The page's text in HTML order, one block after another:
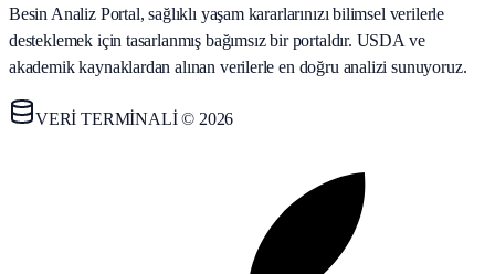
Besin Analiz Portal, sağlıklı yaşam kararlarınızı bilimsel verilerle
desteklemek için tasarlanmış bağımsız bir portaldır. USDA ve
akademik kaynaklardan alınan verilerle en doğru analizi sunuyoruz.
VERİ TERMİNALİ © 2026